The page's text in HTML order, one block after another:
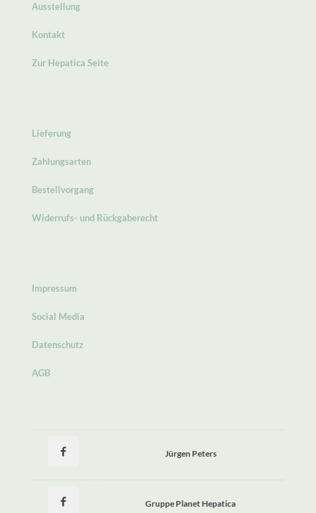
Ausstellung
Kontakt
Zur Hepatica Seite
Lieferung
Zahlungsarten
Bestellvorgang
Widerrufs- und Rückgaberecht
Impressum
Social Media
Datenschutz
AGB
Jürgen Peters
Gruppe Planet Hepatica